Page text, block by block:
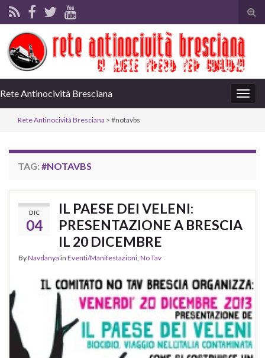
Rete Antinocività Bresciana
Rete Antinocività Bresciana > #notavbs
TAG: #NOTAVBS
DIC
04
IL PAESE DEI VELENI:
PRESENTAZIONE A BRESCIA
IL 20 DICEMBRE
ByNavdanya in Eventi/Manifestazioni, No Tav